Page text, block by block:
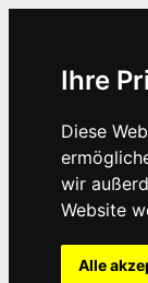
Ihre
Diese
wir
Website
Alle